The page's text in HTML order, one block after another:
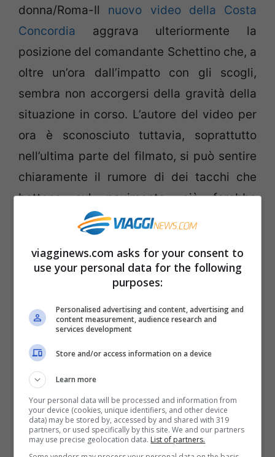
donna/Roma-Il nuovo video della Costa
Concordia aggrava ulteriormente la
posizione del comandante Schettino che, a
oltre un’ora dall’impatto con gli scogli,
sembra non accorgersi della gravità della
situazione in corso. L’autore del video per
ora è sconosciuto tuttavia, soprattutto
nell’ultima parte del filmato, si può sentire
chiaramente il rumore di dei tacchi che
battono sul pavimento; ciò farebbe
pensare a una donna che, probabilmente
con un telefonino, ha ripreso tutta la
sequenza. La procura di Grosseto, che non
era a conoscenza del video, lo ha già
giorni avvieranno ulteriori indagini sulla
registrazione.
Articoli recentiRicominciare da Zero:
viagginews.com asks for your consent to
use your personal data for the following
purposes:
Personalised advertising and content, advertising and
content measurement, audience research and
services development
Store and/or access information on a device
Learn more
Your personal data will be processed and information from
your device (cookies, unique identifiers, and other device
data) may be stored by, accessed by and shared with 319
partners, or used specifically by this site. We and our partners
may use precise geolocation data. List of partners.